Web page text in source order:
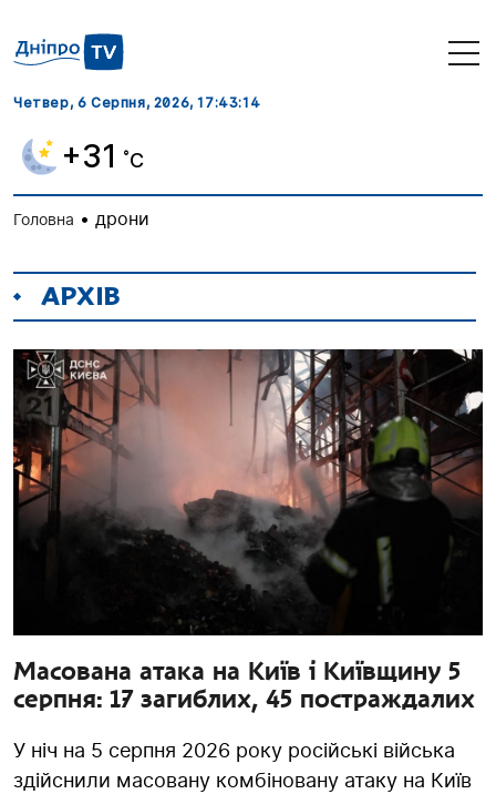
Четвер, 6 Серпня, 2026, 17:43:16
+31 ˚C
Головна • дрони
АРХІВ
Масована атака на Київ і Київщину 5
серпня: 17 загиблих, 45 постраждалих
У ніч на 5 серпня 2026 року російські війська
здійснили масовану комбіновану атаку на Київ